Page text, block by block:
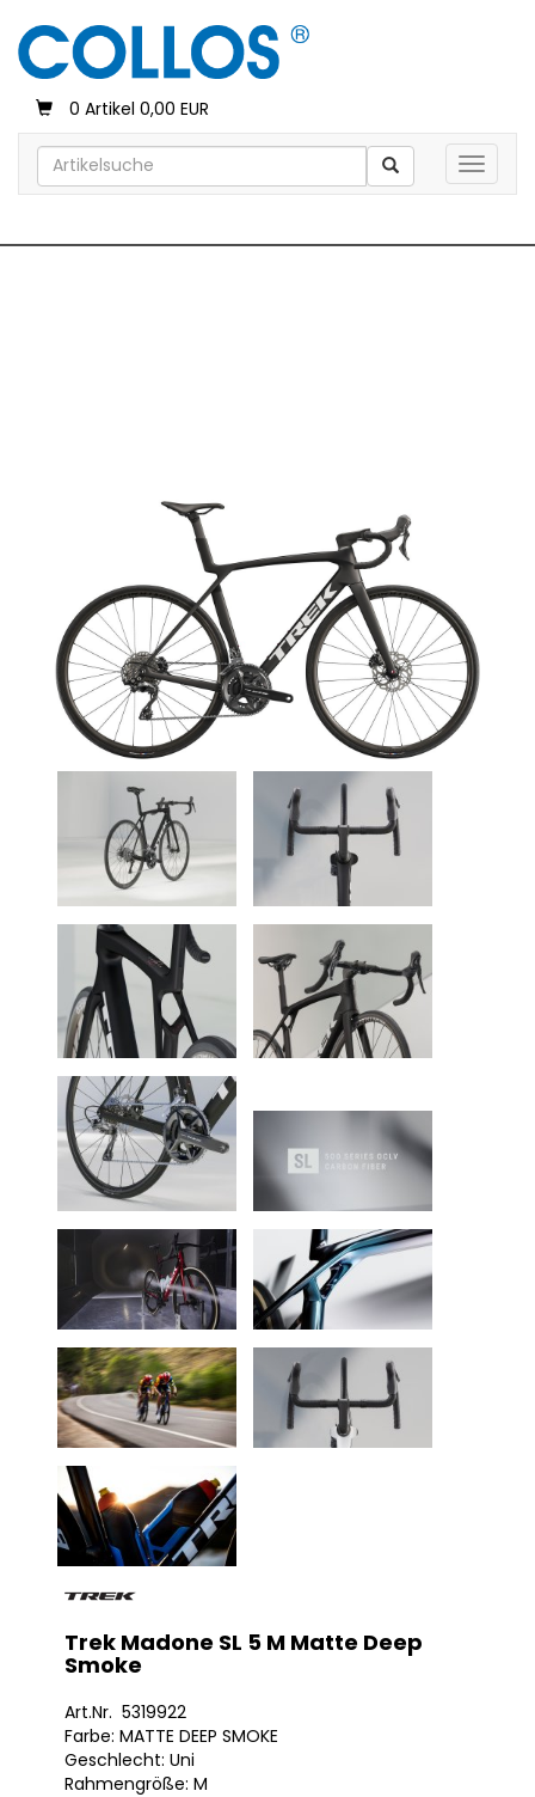
0 Artikel 0,00 EUR
Toggle
Trek Madone SL 5 M Matte Deep
Smoke
Art.Nr. 5319922
Farbe: MATTE DEEP SMOKE
Geschlecht: Uni
Rahmengröße: M